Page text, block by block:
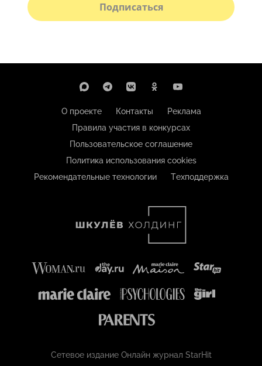
Подписаться
О проекте Контакты
Реклама
Правила участия в конкурсах
Пользовательское соглашение
Политика использования cookies
Рекомендательные технологии
Техподдержка
Сетевое издание Онлайн журнал StarHit